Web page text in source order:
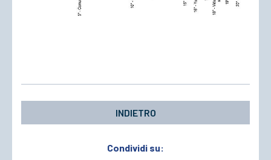
INDIETRO
Condividi su: